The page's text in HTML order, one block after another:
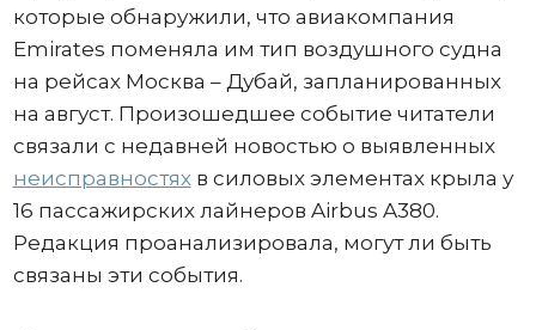
которые обнаружили, что авиакомпания
Emirates поменяла им тип воздушного судна
на рейсах Москва – Дубай, запланированных
на август. Произошедшее событие читатели
связали с недавней новостью о выявленных
неисправностяхв силовых элементах крыла у
16 пассажирских лайнеров Airbus A380.
Редакция проанализировала, могут ли быть
связаны эти события.